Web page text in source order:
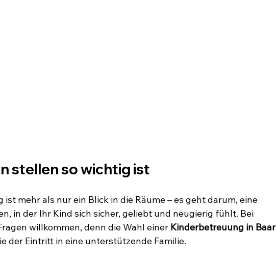
stellen so wichtig ist
ist mehr als nur ein Blick in die Räume – es geht darum, eine
in der Ihr Kind sich sicher, geliebt und neugierig fühlt. Bei
willkommen, denn die Wahl einer Kinderbetreuung in Baar
der Eintritt in eine unterstützende Familie.